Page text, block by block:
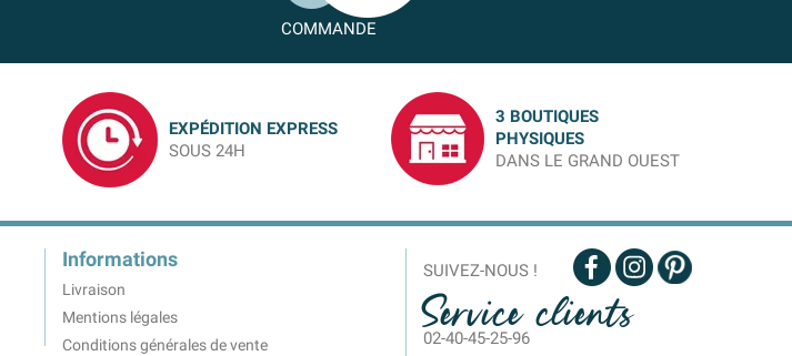
COMMANDE
EXPÉDITION EXPRESS
SOUS 24H
3 BOUTIQUES
PHYSIQUES
DANS LE GRAND OUEST
Informations
Livraison
Mentions légales
Conditions générales de vente
SUIVEZ-NOUS !
Service clients
02-40-45-25-96